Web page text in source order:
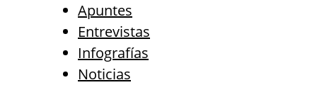
Apuntes
Entrevistas
Infografías
Noticias